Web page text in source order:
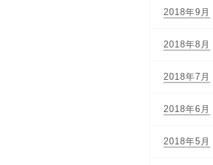
2018年9月
2018年8月
2018年7月
2018年6月
2018年5月